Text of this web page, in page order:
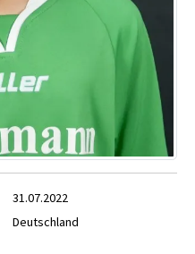
31.07.2022
Deutschland